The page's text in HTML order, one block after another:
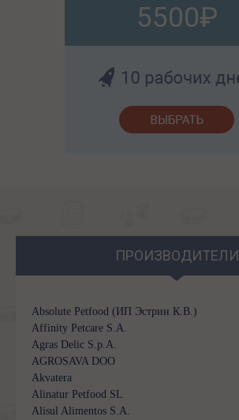
5500
ПРОИЗВОДИТЕЛИ
Absolute Petfood (ИП Эстрин К.В.)
Affinity Petcare S.A.
Agras Delic S.p.A.
AGROSAVA DOO
Akvatera
Alinatur Petfood SL
Alisul Alimentos S.A.